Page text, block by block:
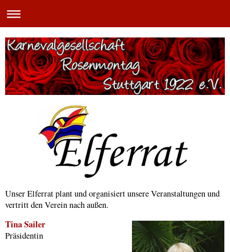
Unser Elferrat plant und organisiert unsere Veranstaltungen und
vertritt den Verein nach außen.
Tina Sailer
Präsidentin